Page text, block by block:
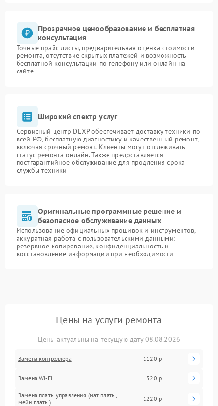
Прозрачное ценообразование и бесплатная
консультация
Точные прайс-листы, предварительная оценка стоимости
ремонта, отсутствие скрытых платежей и возможность
бесплатной консультации по телефону или онлайн на
сайте
Широкий спектр услуг
Сервисный центр DEXP обеспечивает доставку техники по
всей РФ, бесплатную диагностику и качественный ремонт,
включая срочный ремонт. Клиенты могут отслеживать
статус ремонта онлайн. Также предоставляется
постгарантийное обслуживание для продления срока
службы техники
Оригинальные программные решение и
безопасное обслуживание данных
Использование официальных прошивок и инструментов,
аккуратная работа с пользовательскими данными:
резервное копирование, конфиденциальность и
восстановление информации при необходимости
Цены на услуги ремонта
Цены актуальны на текущую дату 08.08.2026
Замена контроллера 1120 р
Замена Wi-Fi 520 р
Замена платы управления (мат.платы,
мейн платы)
1220 р